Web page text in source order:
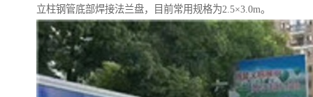
立柱钢管底部焊接法兰盘，目前常用规格为2.5×3.0m。